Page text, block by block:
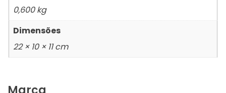
0,600 kg
Dimensões
22 × 10 × 11 cm